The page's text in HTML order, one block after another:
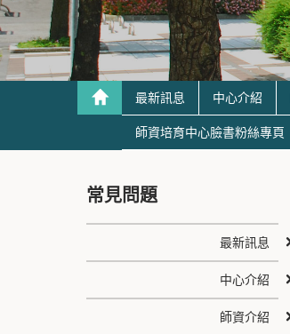
最新訊息 中心介紹
師資培育中心臉書粉絲專頁
常見問題
最新訊息
中心介紹
師資介紹